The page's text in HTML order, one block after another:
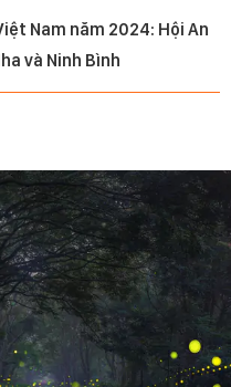
Nam năm 2024: Hội An
và Ninh Bình